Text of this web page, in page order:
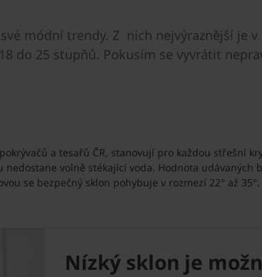
módní trendy. Z nich nejvýraznější je
do 25 stupňů. Pokusím se vyvrátit
a tesařů ČR, stanovují pro každou střešní
volně stékající voda. Hodnota udávaných
se bezpečný sklon pohybuje v rozmezí 22° až
Nízký sklon je